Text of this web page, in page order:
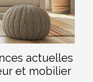
actuelles
et mobilier